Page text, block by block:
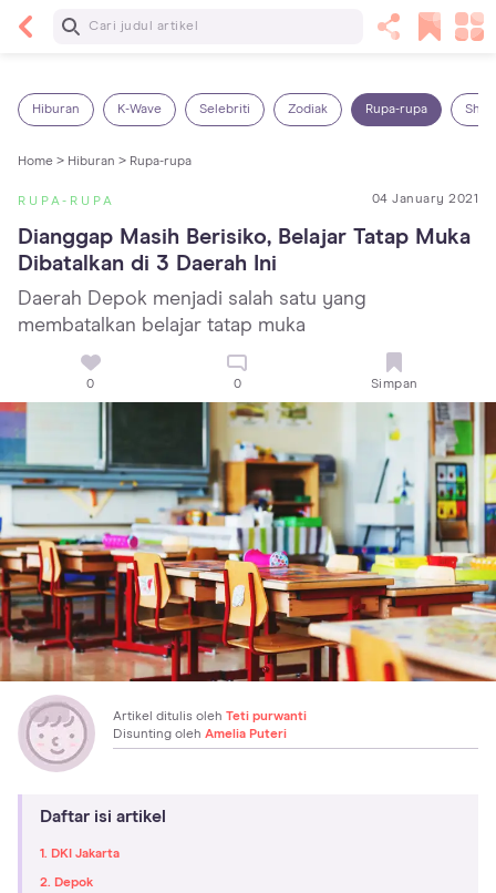
Baca Selanjutnya
Hiburan K-Wave Selebriti Zodiak Rupa-rupa
Home > Hiburan > Rupa-rupa
RUPA-RUPA 04 January 2021
Dianggap Masih Berisiko, Belajar Tatap Muka
Dibatalkan di 3 Daerah Ini
Daerah Depok menjadi salah satu yang
membatalkan belajar tatap muka
0 0 Simpan
Artikel ditulis oleh Teti purwanti
Disunting oleh Amelia Puteri
Daftar isi artikel
1. DKI Jakarta
2. Depok